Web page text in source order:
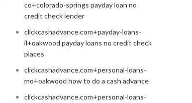
co+colorado-springs payday loan no
credit check lender
clickcashadvance.com+payday-loans-
il+oakwood payday loans no credit check
places
clickcashadvance.com+personal-loans-
mo+oakwood how to do a cash advance
clickcashadvance.com+personal-loans-